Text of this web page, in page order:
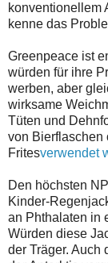
konventionellem
kenne das
Greenpeace ist
würden für ihre
werben, aber
wirksame
Tüten und
von Bierflaschen
Fritesverwendet
Den höchsten
Kinder-
an Phthalaten in
Würden diese
der Träger. Auch